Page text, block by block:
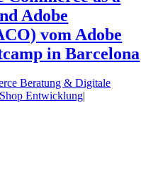
Adobe
vom Adobe
in Barcelona
Beratung & Digitale
Shop Entwicklung|